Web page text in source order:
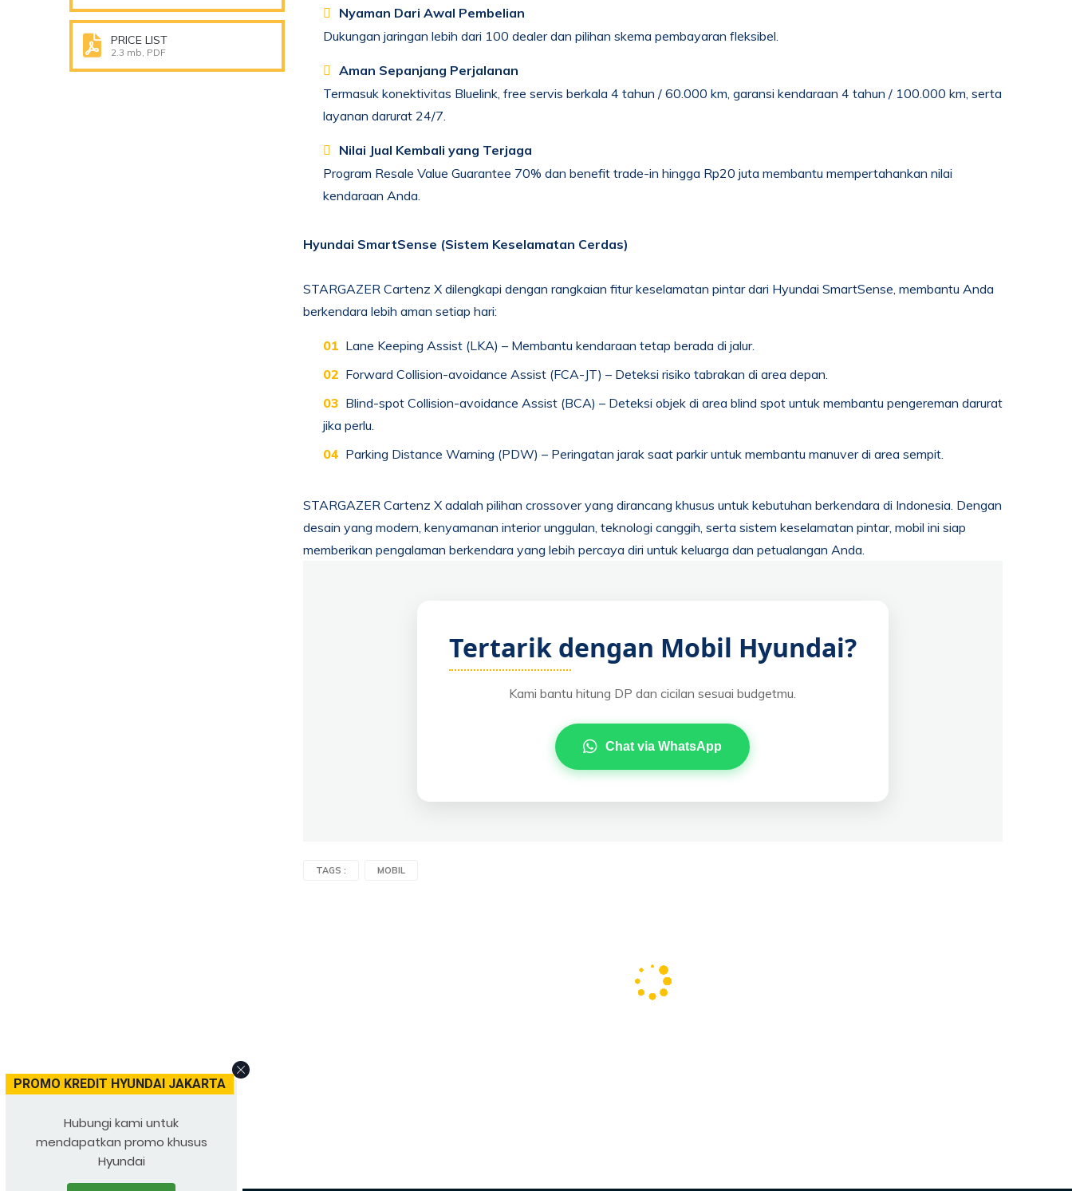
Nyaman Dari Awal Pembelian
Dukungan jaringan lebih dari 100 dealer dan pilihan skema pembayaran fleksibel.
Aman Sepanjang Perjalanan
Termasuk konektivitas Bluelink, free servis berkala 4 tahun / 60.000 km, garansi kendaraan 4 tahun / 100.000 km, serta
layanan darurat 24/7.
Nilai Jual Kembali yang Terjaga
Program Resale Value Guarantee 70% dan benefit trade-in hingga Rp20 juta membantu mempertahankan nilai
kendaraan Anda.
Hyundai SmartSense (Sistem Keselamatan Cerdas)
STARGAZER Cartenz X dilengkapi dengan rangkaian fitur keselamatan pintar dari Hyundai SmartSense, membantu Anda
berkendara lebih aman setiap hari:
Lane Keeping Assist (LKA) – Membantu kendaraan tetap berada di jalur.
Forward Collision-avoidance Assist (FCA-JT) – Deteksi risiko tabrakan di area depan.
Blind-spot Collision-avoidance Assist (BCA) – Deteksi objek di area blind spot untuk membantu pengereman darurat
jika perlu.
Parking Distance Warning (PDW) – Peringatan jarak saat parkir untuk membantu manuver di area sempit.
STARGAZER Cartenz X adalah pilihan crossover yang dirancang khusus untuk kebutuhan berkendara di Indonesia. Dengan
desain yang modern, kenyamanan interior unggulan, teknologi canggih, serta sistem keselamatan pintar, mobil ini siap
memberikan pengalaman berkendara yang lebih percaya diri untuk keluarga dan petualangan Anda.
Tertarik dengan Mobil Hyundai?
Kami bantu hitung DP dan cicilan sesuai budgetmu.
Chat via WhatsApp
TAGS : MOBIL
PRICE LIST
2.3 mb, PDF
PROMO KREDIT HYUNDAI JAKARTA
Hubungi kami untuk
mendapatkan promo khusus
Hyundai